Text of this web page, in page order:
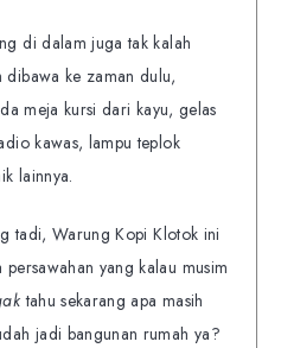
di dalam juga tak kalah
dibawa ke zaman dulu,
meja kursi dari kayu, gelas
kawas, lampu teplok
lainnya.
tadi, Warung Kopi Klotok ini
yang kalau musim
tahu sekarang apa masih
jadi bangunan rumah ya?